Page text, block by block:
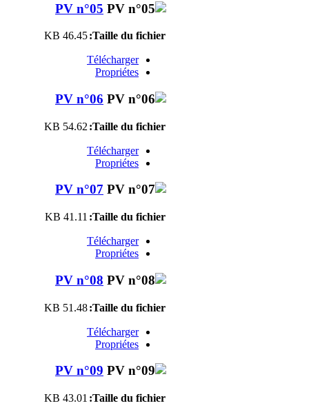
PV n°05
Taille du fichier:
46.45 KB
Télécharger
Propriétes
PV n°06
Taille du fichier:
54.62 KB
Télécharger
Propriétes
PV n°07
Taille du fichier:
41.11 KB
Télécharger
Propriétes
PV n°08
Taille du fichier:
51.48 KB
Télécharger
Propriétes
PV n°09
Taille du fichier:
43.01 KB